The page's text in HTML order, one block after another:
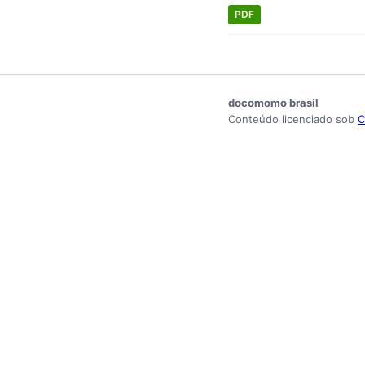
PDF
docomomo brasil
Conteúdo licenciado sob